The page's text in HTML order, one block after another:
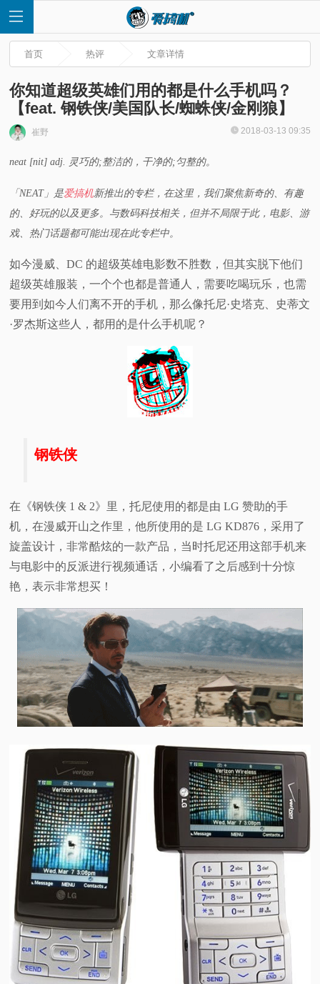
首
页
快
讯
评
测
验
题
首页 热评 文章详情
你知道超级英雄们用的都是什么手机吗？
【feat. 钢铁侠/美国队长/蜘蛛侠/金刚狼】
崔野 2018-03-13 09:35
neat [nit] adj. 灵巧的;整洁的，干净的;匀整的。
「NEAT」是爱搞机新推出的专栏，在这里，我们聚焦新奇的、有趣
的、好玩的以及更多。与数码科技相关，但并不局限于此，电影、游
戏、热门话题都可能出现在此专栏中。
如今漫威、DC 的超级英雄电影数不胜数，但其实脱下他们
超级英雄服装，一个个也都是普通人，需要吃喝玩乐，也需
要用到如今人们离不开的手机，那么像托尼·史塔克、史蒂文
·罗杰斯这些人，都用的是什么手机呢？
钢铁侠
在《钢铁侠 1 & 2》里，托尼使用的都是由 LG 赞助的手
机，在漫威开山之作里，他所使用的是 LG KD876，采用了
旋盖设计，非常酷炫的一款产品，当时托尼还用这部手机来
与电影中的反派进行视频通话，小编看了之后感到十分惊
艳，表示非常想买！